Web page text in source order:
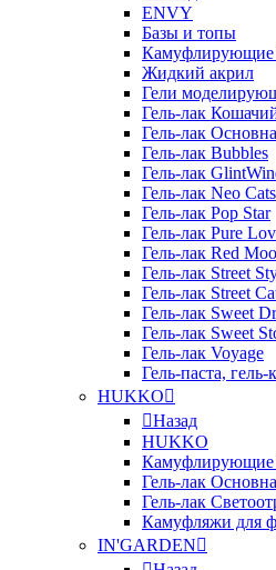
ENVY
Базы и топы
Камуфлирующие
Жидкий акрил
Гели
Гель-лак
Гель-лак
Гель-лак Bubbles
Гель-лак
Гель-лак Neo Cats
Гель-лак Pop Star
Гель-лак Pure
Гель-лак Red
Гель-лак Street
Гель-лак Street
Гель-лак Sweet
Гель-лак Sweet
Гель-лак Voyage
Гель-паста, гель-
HUKKO
Назад
HUKKO
Камуфлирующие
Гель-лак
Гель-лак
Камуфляжи для
IN'GARDEN